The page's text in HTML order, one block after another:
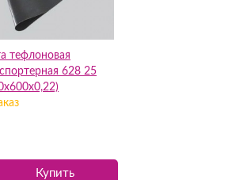
тефлоновая
628 25
Купить